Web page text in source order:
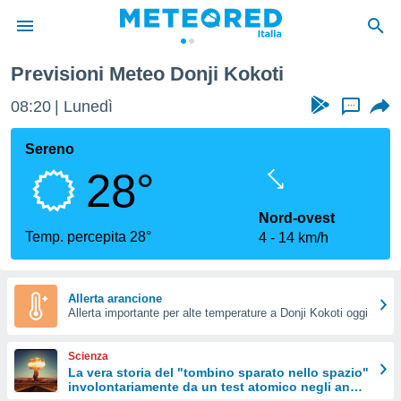
di
per
le
di
Web
le
Previsioni Meteo Donji Kokoti
08:20 Lunedì ...
Sereno
28°
Temp. percepita 28°
Nord-ovest
4
14 km/h
Allerta arancione
Allerta importante per alte temperature a Donji Kokoti oggi
Scienza
La vera storia del "tombino sparato nello spazio"
involontariamente da un test atomico negli anni